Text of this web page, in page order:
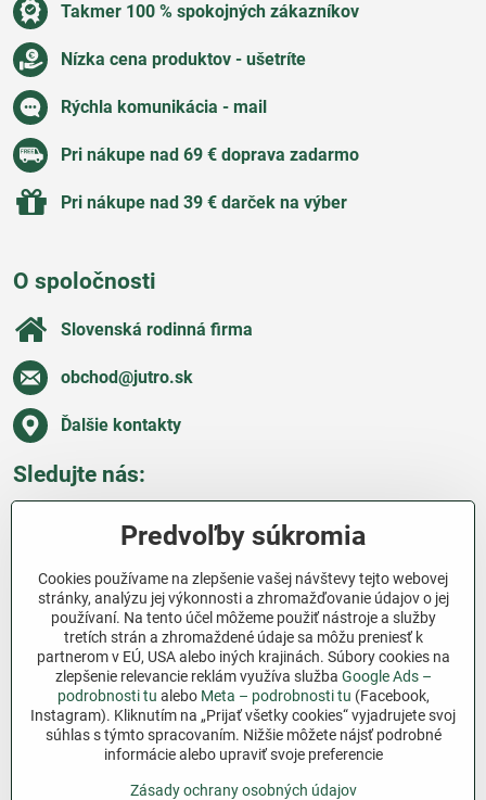
Takmer 100 % spokojných zákazníkov
Nízka cena produktov - ušetríte
Rýchla komunikácia - mail
Pri nákupe nad 69 € doprava zadarmo
Pri nákupe nad 39 € darček na výber
O spoločnosti
Slovenská rodinná firma
obchod​@jutro​.sk
Ďalšie kontakty
Sledujte nás:
Všetko o nákupe
Ďakujeme za podporu
Sme slovenský e-shop bez dotácií​. Fungujeme len
vďaka vám – ľuďom, ktorí veria v poctivú prácu a
lásku k pôde​. Každý nákup na Jutro​.sk nám pomáha
pokračovať v tom, čo má zmysel – pomáhať
záhradkárom zadarmo a srdcom​.
Predvoľby súkromia
Cookies používame na zlepšenie vašej návštevy tejto webovej
stránky, analýzu jej výkonnosti a zhromažďovanie údajov o jej
používaní. Na tento účel môžeme použiť nástroje a služby
tretích strán a zhromaždené údaje sa môžu preniesť k
partnerom v EÚ, USA alebo iných krajinách. Súbory cookies na
zlepšenie relevancie reklám využíva služba Google Ads –
podrobnosti tu alebo Meta – podrobnosti tu (Facebook,
Instagram). Kliknutím na „Prijať všetky cookies“ vyjadrujete svoj
súhlas s týmto spracovaním. Nižšie môžete nájsť podrobné
informácie alebo upraviť svoje preferencie
Zásady ochrany osobných údajov